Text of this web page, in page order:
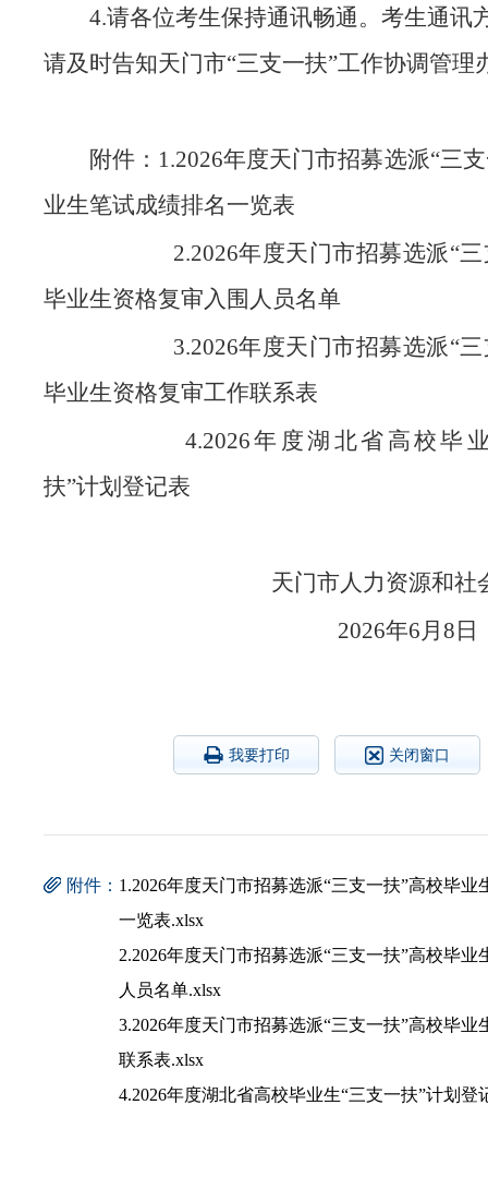
4.请各位考生保持通讯畅通。考生通讯
请及时告知天门市“三支一扶”工作协调管理
附件：1.2026年度天门市招募选派“三
业生笔试成绩排名一览表
2.2026年度天门市招募选派“三
毕业生资格复审入围人员名单
3.2026年度天门市招募选派“三
毕业生资格复审工作联系表
4.2026年度湖北省高校毕业
扶”计划登记表
天门市人力资源和
2026年
我要打印 关闭窗口
附件： 1.2026年度天门市招募选派“三支一扶”高校毕业
一览表.xlsx
2.2026年度天门市招募选派“三支一扶”高校毕业
人员名单.xlsx
3.2026年度天门市招募选派“三支一扶”高校毕业
联系表.xlsx
4.2026年度湖北省高校毕业生“三支一扶”计划登